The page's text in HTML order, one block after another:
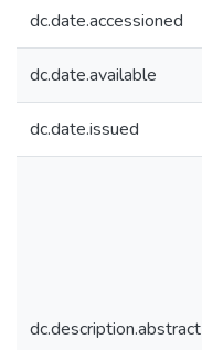
dc.date.accessioned
dc.date.available
dc.date.issued
dc.description.abstract